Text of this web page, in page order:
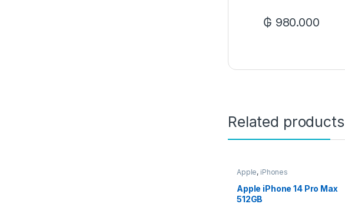
₲ 980.000
Related products
Apple, iPhones
Apple iPhone 14 Pro Max
512GB